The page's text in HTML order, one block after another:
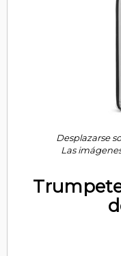
Desplazarse
Las